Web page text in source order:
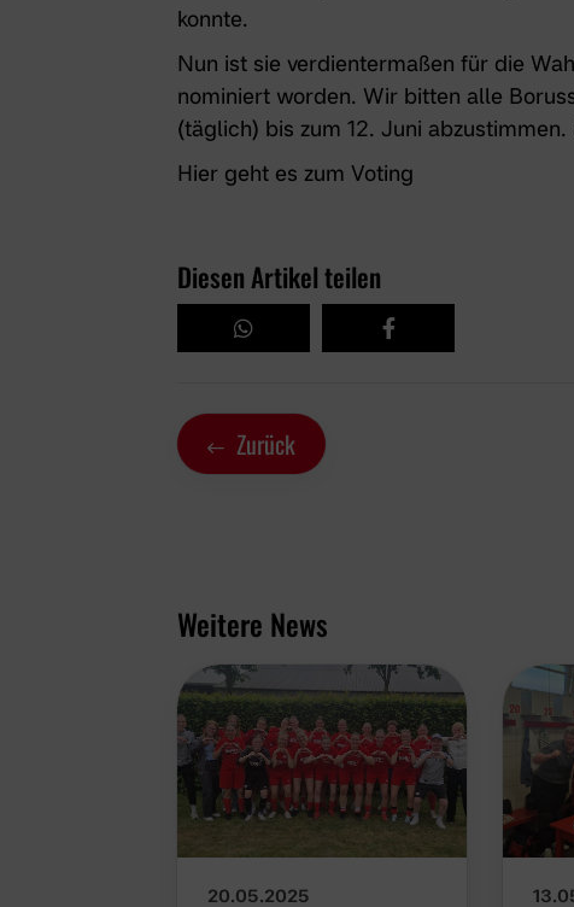
konnte.
Nun ist sie verdientermaßen für die
nominiert worden. Wir bitten alle
(täglich) bis zum 12. Juni
Hier geht es zum Voting
Diesen Artikel teilen
Zurück
Weitere News
20.05.2025